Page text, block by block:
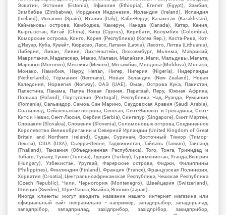
Эсватин, Эстония (Estonia), Эфиопия (Ethiopia), Египет (Egypt), Замбия,
Зимбабве (Zimbabwe), Иордания Индонезия, Ирландия (Ireland), Исландия
(Iceland), Испания (Spain), Италия (Italy), Кабо-Верде, Казахстан (Kazakhstan),
Каймановы острова, Камбоджа, Камерун, Канада (Canada), Катар, Кения,
Кыргызстан, Китай (China), Кипр (Cyprus), Кирибати, Колумбия (Colombia),
Коморские острова, Конго, Корея (Республика) (Korea Rep.), Коста-Рика, Кот-
д'Ивуар, Куба, Кувейт, Кюрасао, Лаос, Латвия (Latvia), Лесото, Литва (Lithuania),
Либерия, Ливан, Ливия, Лихтенштейн, Люксембург, Мьянма, Маврикий,
Мавритания, Мадагаскар, Макао, Малави, Малайзия, Мали, Мальдивы, Мальта,
Марокко (Morocco), Мексика (Mexico), Мозамбик, Молдова (Moldova), Монако,
Монако, Намибия, Науру, Непал, Нигер, Нигерия (Nigeria), Нидерланды
(Netherlands), Германия (Germany), Новая Зеландия (New Zealand), Новая
Каледония, Норвегия (Norway), ОАЭ (UAE), Оман, Острова Кука, Пакистан,
Палестина, Панама, Папуа Новая Гвинея, Парагвай, Перу, Южная Африка,
Польша (Poland), Португалия (Portugal), Республика Чад, Руанда, Румыния
(Romania), Сальвадор, Самоа, Сан-Марино, Саудовская Аравия (Saudi Arabia),
Свазиленд, Сейшельские острова, Сенегал, Сент-Винсент и Гренадины, Сент-
Китс и Невис, Сент-Люсия, Сербия (Serbia), Сингапур (Singapore), Синт-Мартен,
Словакия (Slovakia), Словения (Slovenia), Соломоновые острова, Соединенное
Королевство Великобритании и Северной Ирландии (United Kingdom of Great
Britain and Northern Ireland), Судан, Суринам, Восточный Тимор (Тимор-
Лешти), США (USA), Сьерра-Леоне, Таджикистан, Тайвань (Taiwan), Таиланд
(Thailand), Танзания (Объединенная Республика), Того, Тонга, Тринидад и
Тобаго, Тувалу, Тунис (Tunisia), Турция (Turkey), Туркменистан, Уганда, Венгрия
(Hungary), Узбекистан, Уругвай, Фарерские острова, Фиджи, Филиппины
(Philippines), Финляндия (Finland), Франция (France), Французская Полинезия,
Хорватия (Croatia), Центральноафриканская Республика, Чешская Республика
(Czech Republic), Чили, Черногория (Montenegro), Швейцария (Switzerland),
Швеция (Sweden), Шри-Ланка, Ямайка, Япония (Japan).
Иногда клиенты могут вводить название нашего интернет магазина или
официальный сайт неправильно - например, западпрыбор, западпрылад,
западпрібор, западприлад, західприбор, західпрібор, захидприбор,